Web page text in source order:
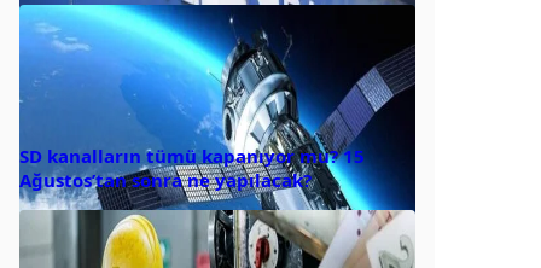
SD kanalların tümü kapanıyor mu? 15
Ağustos’tan sonra ne yapılacak?